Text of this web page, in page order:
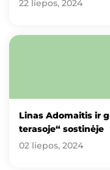
22 liepos, 2024
Linas Adomaitis ir
terasoje“ sostinėje
02 liepos, 2024